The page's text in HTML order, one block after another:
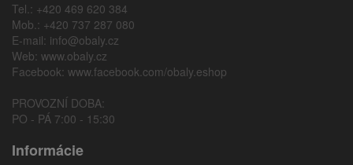
Tel.: +420 469 620 384
Mob.: +420 737 287 080
E-mail: info@obaly.cz
Web: www.obaly.cz
Facebook: www.facebook.com/obaly.eshop
PROVOZNÍ DOBA:
PO - PÁ 7:00 - 15:30
Informácie